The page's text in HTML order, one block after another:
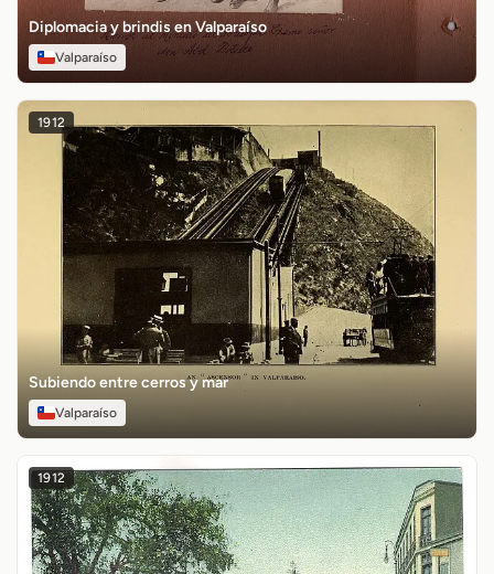
Diplomacia y brindis en Valparaíso
Valparaíso
1912
Subiendo entre cerros y mar
Valparaíso
1912